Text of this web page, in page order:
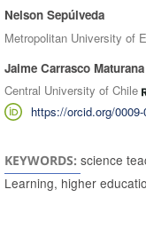
Nelson Sepúlveda
Metropolitan University of
Jaime Carrasco Maturana
Central University of Chile
https://orcid.org/
KEYWORDS: science
Learning, higher